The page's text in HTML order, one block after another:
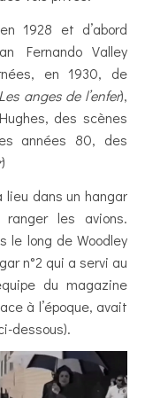
1928 et d’abord
Fernando Valley
en 1930, de
Les anges de l’enfer),
des scènes
années 80, des
)
dans un hangar
les avions.
le long de Woodley
n°2 qui a servi au
du magazine
à l’époque, avait
dessous).